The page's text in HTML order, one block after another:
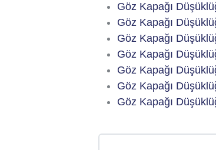
Göz Kapağı
Göz Kapağı
Göz Kapağı
Göz Kapağı
Göz Kapağı
Göz Kapağı
Göz Kapağı